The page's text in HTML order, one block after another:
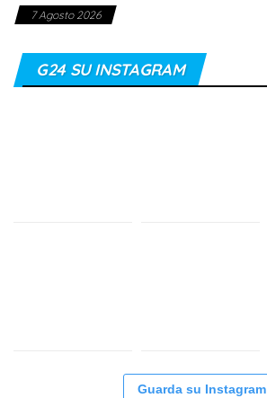
7 Agosto 2026
G24 SU INSTAGRAM
Guarda su Instagram